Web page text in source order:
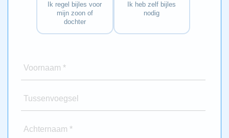
Ik regel bijles voor
mijn zoon of
dochter
Ik heb zelf bijles
nodig
Voornaam *
Tussenvoegsel
Achternaam *